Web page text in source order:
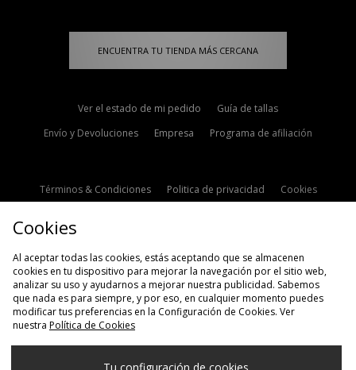
ENCUENTRA TU TIENDA MÁS CERCANA
Ver el estado de mi pedido
Guía de tallas
Envío y Devoluciones
Empresa Programa de afiliación
Términos & Condiciones Politica de privacidad
Cookies
Selecciona País
Cookies
Al aceptar todas las cookies, estás aceptando que se almacenen
cookies en tu dispositivo para mejorar la navegación por el sitio web,
analizar su uso y ayudarnos a mejorar nuestra publicidad. Sabemos
que nada es para siempre, y por eso, en cualquier momento puedes
modificar tus preferencias en la Configuración de Cookies. Ver
nuestra Política de Cookies